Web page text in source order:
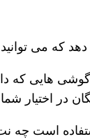
می توانید
هایی که
در اختیار
است